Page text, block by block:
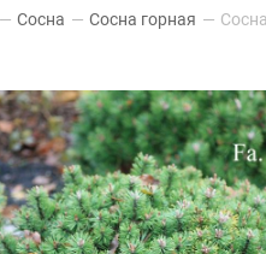
— Сосна — Сосна горная —